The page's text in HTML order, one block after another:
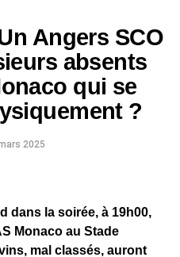
Angers SCO
absents
qui se
?
2025
dans la soirée, à 19h00,
Monaco au Stade
mal classés, auront